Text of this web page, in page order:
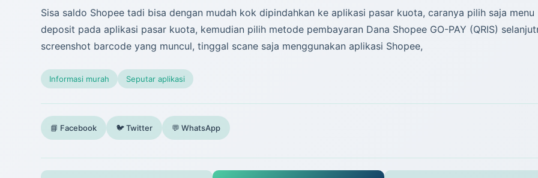
Sisa saldo Shopee tadi bisa dengan mudah kok dipindahkan ke aplikasi pasar kuota, caranya pilih saja menu
deposit pada aplikasi pasar kuota, kemudian pilih metode pembayaran Dana Shopee GO-PAY (QRIS)
screenshot barcode yang muncul, tinggal scane saja menggunakan aplikasi Shopee,
Informasi murah Seputar aplikasi
📘 Facebook 🐦 Twitter 💬 WhatsApp